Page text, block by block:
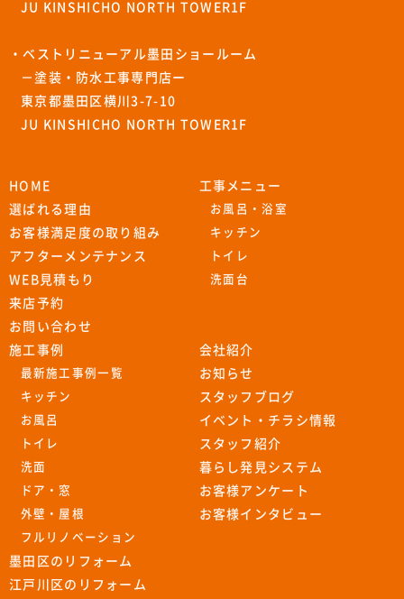
JU KINSHICHO NORTH TOWER1F
・ベストリニューアル墨田ショールーム
－塗装・防水工事専門店ー
東京都墨田区横川3-7-10
JU KINSHICHO NORTH TOWER1F
HOME
選ばれる理由
お客様満足度の取り組み
アフターメンテナンス
WEB見積もり
来店予約
お問い合わせ
工事メニュー
お風呂・浴室
キッチン
トイレ
洗面台
施工事例
最新施工事例一覧
キッチン
お風呂
トイレ
洗面
ドア・窓
外壁・屋根
フルリノベーション
会社紹介
お知らせ
スタッフブログ
イベント・チラシ情報
スタッフ紹介
暮らし発見システム
お客様アンケート
お客様インタビュー
墨田区のリフォーム
江戸川区のリフォーム